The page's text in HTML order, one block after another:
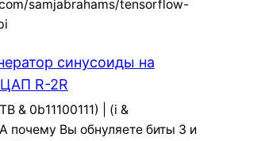
samjabrahams/tensorflow-
синусоиды на
R-2R
& 0b11100111) | (i &
почему Вы обнуляете биты 3 и